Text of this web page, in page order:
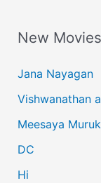
r
h
f
o
r
:
New Movies
Jana Nayagan
Vishwanathan
Meesaya
DC
Hi